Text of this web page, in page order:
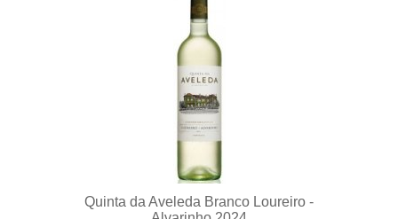
Quinta da Aveleda Branco Loureiro -